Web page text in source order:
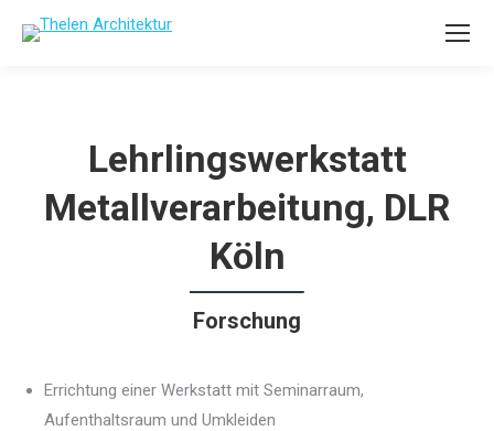
Lehrlingswerkstatt
Metallverarbeitung, DLR
Köln
Forschung
Errichtung einer Werkstatt mit Seminarraum,
Aufenthaltsraum und Umkleiden